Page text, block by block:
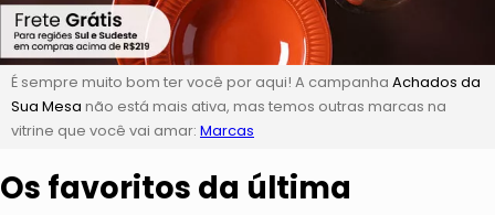
É sempre muito bom ter você por aqui! A campanha Achados da
Sua Mesa não está mais ativa, mas temos outras marcas na
vitrine que você vai amar: Marcas
Os favoritos da última